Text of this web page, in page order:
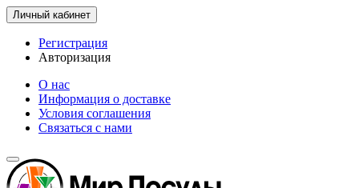
Личный кабинет
Регистрация
Авторизация
О нас
Информация о доставке
Условия соглашения
Связаться с нами